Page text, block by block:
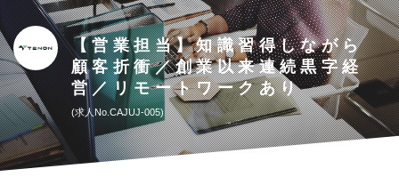
【営業担当】知識習得しながら
顧客折衝／創業以来連続黒字経
営／リモートワークあり
求人No.CAJUJ-005